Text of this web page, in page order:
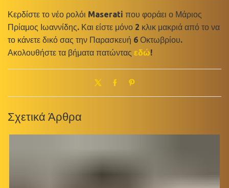
Κερδίστε το νέο ρολόι Maserati που φοράει ο Μάριος
Πρίαμος Ιωαννίδης. Και είστε μόνο 2 κλικ μακριά από το να
το κάνετε δικό σας την Παρασκευή 6 Οκτωβρίου.
Ακολουθήστε τα βήματα πατώντας εδώ!
Σχετικά Άρθρα